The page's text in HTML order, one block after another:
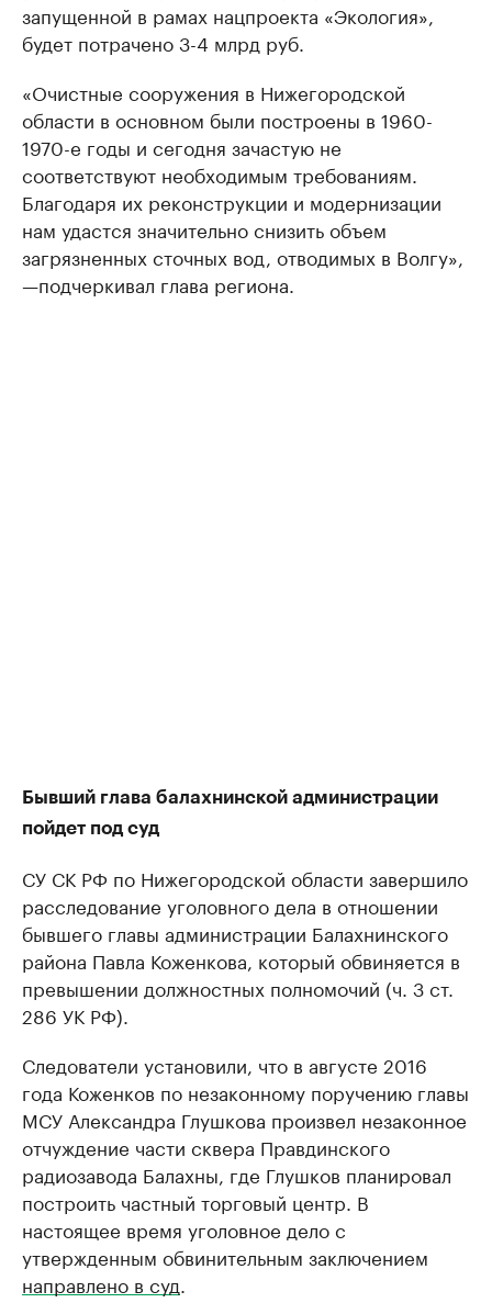
запущенной в рамах нацпроекта «Экология»,
будет потрачено 3-4 млрд руб.
«Очистные сооружения в Нижегородской
области в основном были построены в 1960-
1970-е годы и сегодня зачастую не
соответствуют необходимым требованиям.
Благодаря их реконструкции и модернизации
нам удастся значительно снизить объем
загрязненных сточных вод, отводимых в Волгу»,
—подчеркивал глава региона.
Бывший глава балахнинской администрации
пойдет под суд
СУ СК РФ по Нижегородской области завершило
расследование уголовного дела в отношении
бывшего главы администрации Балахнинского
района Павла Коженкова, который обвиняется в
превышении должностных полномочий (ч. 3 ст.
286 УК РФ).
Следователи установили, что в августе 2016
года Коженков по незаконному поручению главы
МСУ Александра Глушкова произвел незаконное
отчуждение части сквера Правдинского
радиозавода Балахны, где Глушков планировал
построить частный торговый центр. В
настоящее время уголовное дело с
утвержденным обвинительным заключением
направлено в суд.